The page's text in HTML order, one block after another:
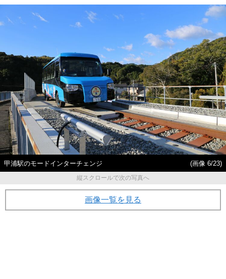
甲浦駅のモードインターチェンジ
(画像 6/23)
縦スクロールで次の写真へ
画像一覧を見る